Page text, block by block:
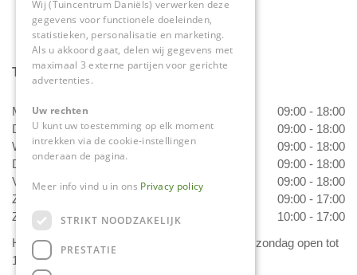
Tuincentrum Daniëls
Maandag
09:00 - 18:00
Dinsdag
09:00 - 18:00
Woensdag
09:00 - 18:00
Donderdag
09:00 - 18:00
Vrijdag
09:00 - 18:00
Zaterdag
09:00 - 17:00
Zondag
10:00 - 17:00
Het 'Bloemetje van Daniëls' is van dinsdag t/m zondag open tot
17.00 uur!
Wij (Tuincentrum Daniëls) verwerken deze
gegevens voor functionele doeleinden,
statistieken, personalisatie en marketing.
Als u akkoord gaat, delen wij gegevens met
maximaal 3 externe partijen voor gerichte
advertenties.
Uw rechten
U kunt uw toestemming op elk moment
intrekken via de cookie-instellingen
onderaan de pagina.
Meer info vind u in ons Privacy policy
STRIKT NOODZAKELIJK
PRESTATIE